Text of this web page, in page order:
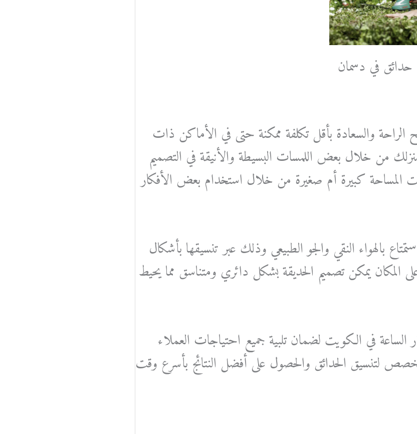
في دسمان
الراحة والسعادة بأقل تكلفة ممكنة حتى في الأماكن ذات
من خلال بعض اللمسات البسيطة والأنيقة في التصميم
كبيرة أم صغيرة من خلال استخدام بعض الأفكار
بالهواء النقي والجو الطبيعي وذلك عبر تنسيقها بأشكال
المكان يمكن تصميم الحديقة بشكل دائري ومتناسق مما يحيط
في الكويت لضمان تلبية جميع احتياجات العملاء
لتنسيق الحدائق والحصول على أفضل النتائج بأسرع وقت